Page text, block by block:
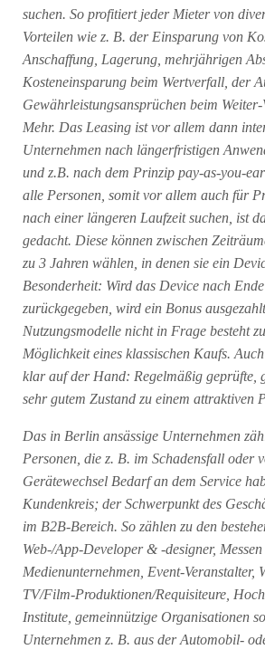
suchen. So profitiert jeder Mieter von
Vorteilen wie z. B. der Einsparung von
Anschaffung, Lagerung, mehrjährigen
Kosteneinsparung beim Wertverfall, der
Gewährleistungsansprüchen beim
Mehr. Das Leasing ist vor allem dann
Unternehmen nach längerfristigen
und z.B. nach dem Prinzip pay-as-you-
alle Personen, somit vor allem auch für
nach einer längeren Laufzeit suchen, ist
gedacht. Diese können zwischen
zu 3 Jahren wählen, in denen sie ein
Besonderheit: Wird das Device nach
zurückgegeben, wird ein Bonus
Nutzungsmodelle nicht in Frage besteht
Möglichkeit eines klassischen Kaufs.
klar auf der Hand: Regelmäßig geprüfte,
sehr gutem Zustand zu einem attraktiven
Das in Berlin ansässige Unternehmen
Personen, die z. B. im Schadensfall oder
Gerätewechsel Bedarf an dem Service
Kundenkreis; der Schwerpunkt des
im B2B-Bereich. So zählen zu den
Web-/App-Developer & -designer, Messen
Medienunternehmen, Event-Veranstalter,
TV/Film-Produktionen/Requisiteure,
Institute, gemeinnützige Organisationen
Unternehmen z. B. aus der Automobil-